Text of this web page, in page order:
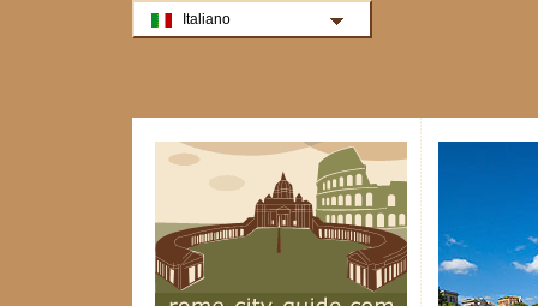
Italiano